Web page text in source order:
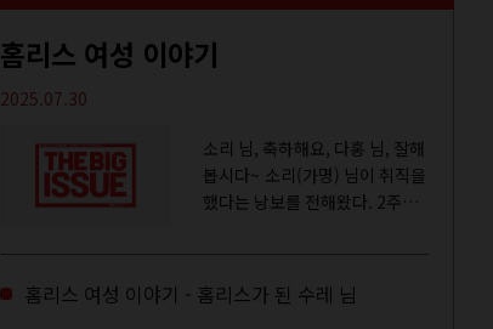
홈리스 여성 이야기
2025.07.30
소리 님, 축하해요, 다홍 님, 잘해
봅시다~ 소리(가명) 님이 취직을
했다는 낭보를 전해왔다. 2주일
하고, 저 오늘이 마지막이에요,
이렇게 인사를 하고 가셨던...
홈리스 여성 이야기 - 홈리스가 된 수레 님